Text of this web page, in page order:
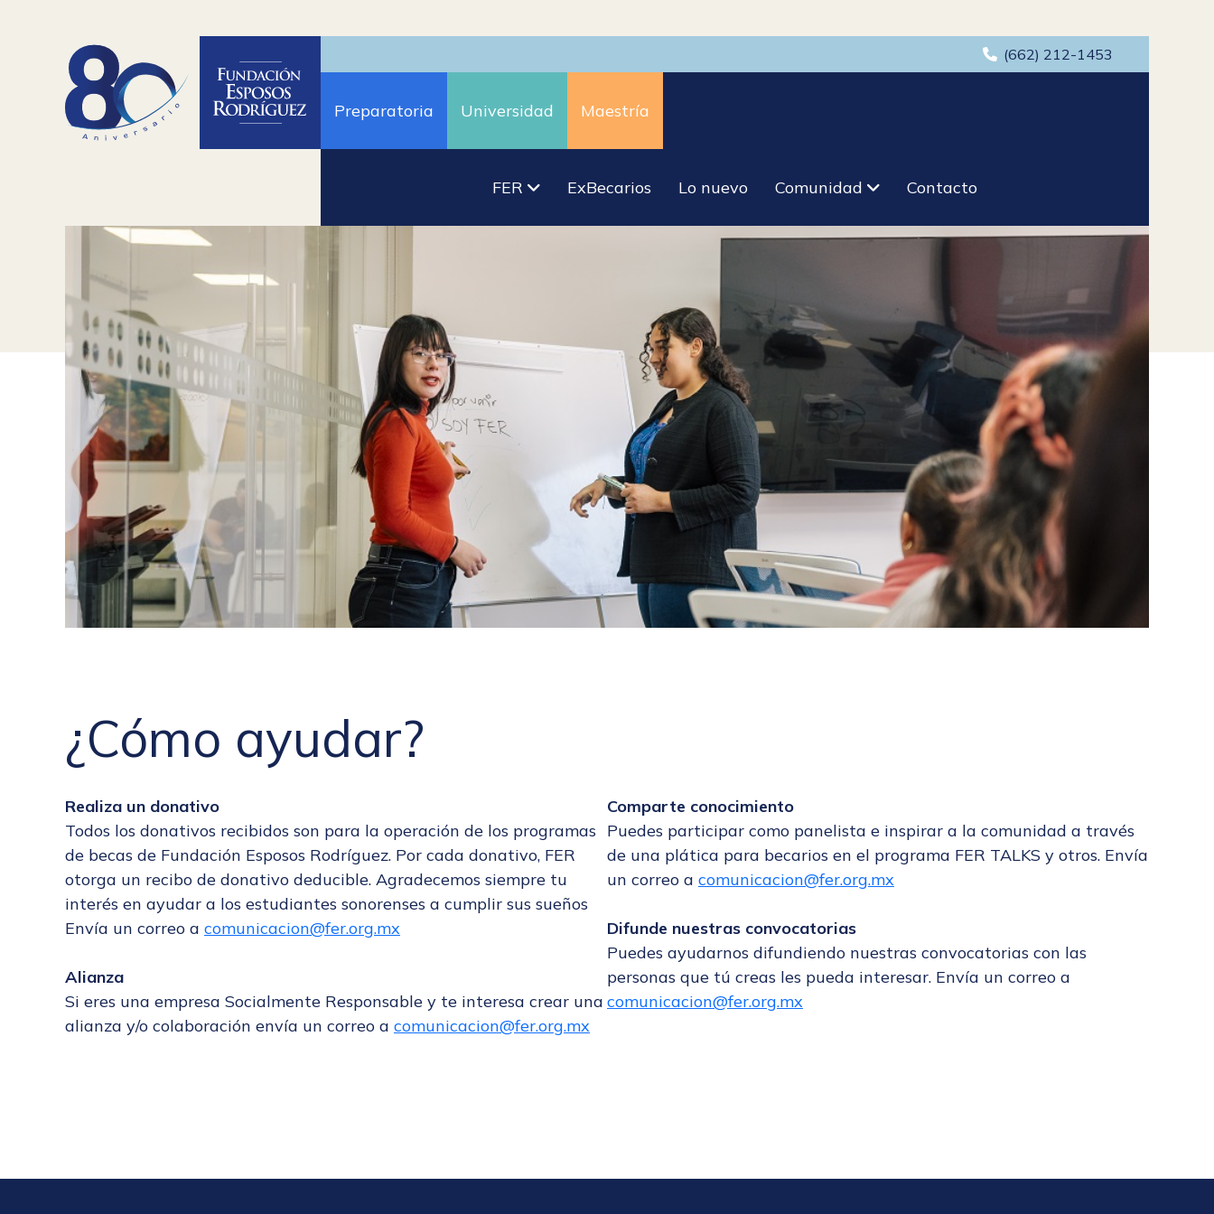
(662) 212-1453
Preparatoria Universidad Maestría
FER ExBecarios Lo nuevo Comunidad Contacto
¿Cómo ayudar?
Realiza un donativo
Todos los donativos recibidos son para la operación de los programas
de becas de Fundación Esposos Rodríguez. Por cada donativo, FER
otorga un recibo de donativo deducible. Agradecemos siempre tu
interés en ayudar a los estudiantes sonorenses a cumplir sus sueños
Envía un correo a comunicacion@fer.org.mx
Alianza
Si eres una empresa Socialmente Responsable y te interesa crear una
alianza y/o colaboración envía un correo a comunicacion@fer.org.mx
Comparte conocimiento
Puedes participar como panelista e inspirar a la comunidad a través
de una plática para becarios en el programa FER TALKS y otros. Envía
un correo a comunicacion@fer.org.mx
Difunde nuestras convocatorias
Puedes ayudarnos difundiendo nuestras convocatorias con las
personas que tú creas les pueda interesar. Envía un correo a
comunicacion@fer.org.mx